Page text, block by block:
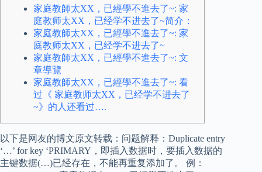
家庭教師太XX，已經學不進去了~: 家
庭教师太XX，已经学不进去了~简介：
家庭教師太XX，已經學不進去了~: 家
庭教师太XX，已经学不进去了~
家庭教師太XX，已經學不進去了~: 文
章導覽
家庭教師太XX，已經學不進去了~: 看
过《 家庭教师太XX，已经学不进去了
~》的人还看过….
以下是网友的博文原文转载：问题解释：Duplicate entry
‘…’ for key ‘PRIMARY，即插入数据时，要插入数据的
主键数据(…)已经存在，不能再重复添加了。 例：